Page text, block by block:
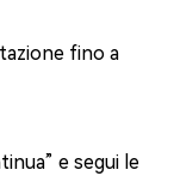
fino a
e segui le